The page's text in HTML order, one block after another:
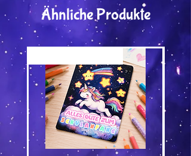
Ähnliche Produkte